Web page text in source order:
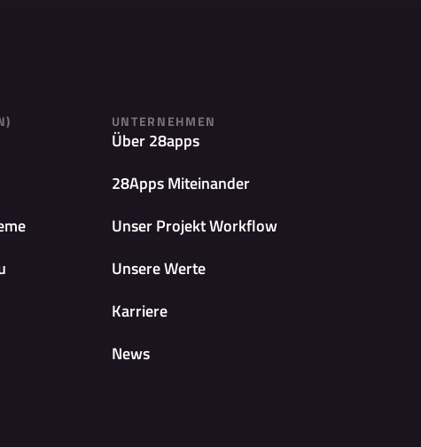
UNTERNEHMEN
Über 28apps
28Apps Miteinander
Unser Projekt Workflow
Unsere Werte
Karriere
News